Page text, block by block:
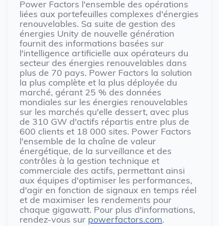
Power Factors l'ensemble des opérations
liées aux portefeuilles complexes d'énergies
renouvelables. Sa suite de gestion des
énergies Unity de nouvelle génération
fournit des informations basées sur
l'intelligence artificielle aux opérateurs du
secteur des énergies renouvelables dans
plus de 70 pays. Power Factors la solution
la plus complète et la plus déployée du
marché, gérant 25 % des données
mondiales sur les énergies renouvelables
sur les marchés qu'elle dessert, avec plus
de 310 GW d'actifs répartis entre plus de
600 clients et 18 000 sites. Power Factors
l'ensemble de la chaîne de valeur
énergétique, de la surveillance et des
contrôles à la gestion technique et
commerciale des actifs, permettant ainsi
aux équipes d'optimiser les performances,
d'agir en fonction de signaux en temps réel
et de maximiser les rendements pour
chaque gigawatt. Pour plus d'informations,
rendez-vous sur powerfactors.com.